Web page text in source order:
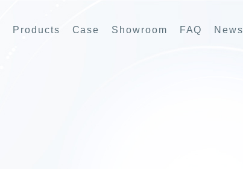
Products Case Showroom FAQ News